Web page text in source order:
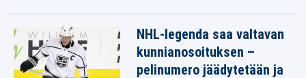
NHL-legenda saa valtavan
kunnianosoituksen –
pelinumero jäädytetään ja